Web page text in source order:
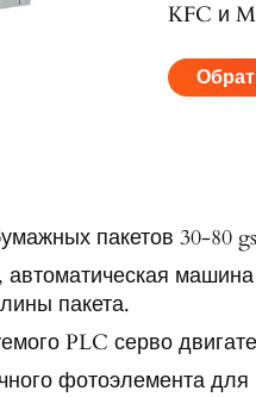
KFC и
пакетов 30-80
пакета.
PLC серво
фотоэлемента для